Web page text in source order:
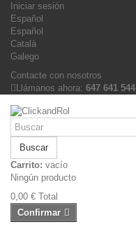
Iniciar sesión
Español
Español
Català
Galego
Contacte con nosotros
Llámanos ahora: 647 641 544
Buscar
Carrito: vacío
Ningún producto
0,00 € Total
Confirmar